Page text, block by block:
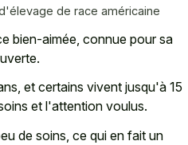
de race américaine
bien-aimée, connue pour sa
et certains vivent jusqu'à 15
et l'attention voulus.
de soins, ce qui en fait un